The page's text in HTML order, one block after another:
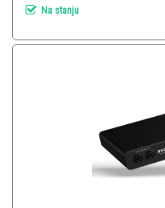
Na stanju